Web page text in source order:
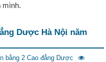
mình.
Dược Hà Nội năm
bằng 2 Cao đẳng Dược